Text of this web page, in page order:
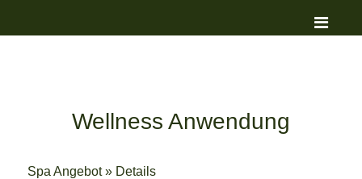
Wellness Anwendung
Spa Angebot» Details